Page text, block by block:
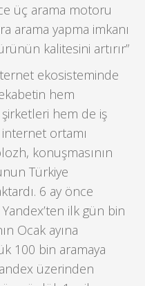
üç arama motoru
arama yapma imkanı
kalitesini artırır”
ekosisteminde
hem
hem de iş
ortamı
konuşmasının
Türkiye
6 ay önce
ilk gün bin
Ocak ayına
100 bin aramaya
üzerinden